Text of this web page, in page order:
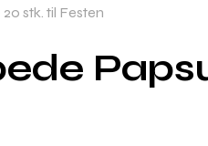
stk. til Festen